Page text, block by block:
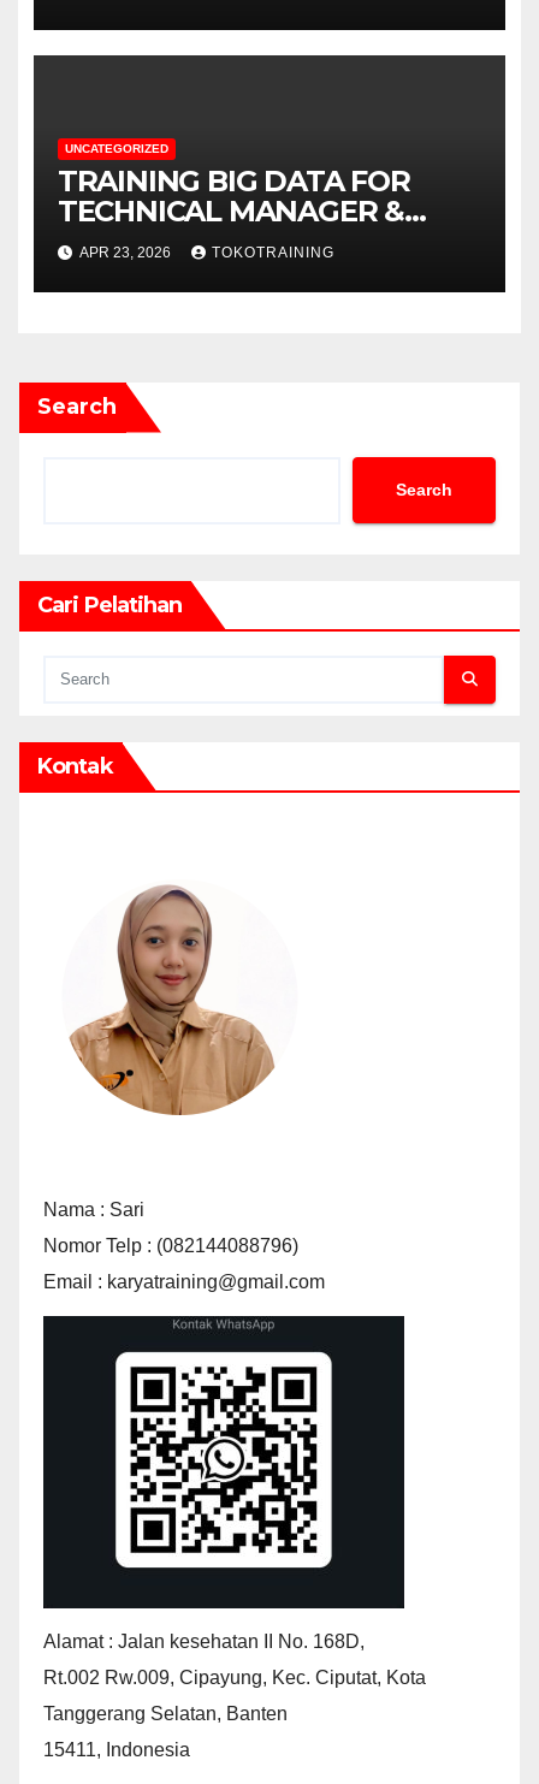
UNCATEGORIZED
TRAINING BIG DATA FOR
TECHNICAL MANAGER &
DECISION MAKERS
APR 23, 2026 TOKOTRAINING
Search
Search
Cari Pelatihan
Kontak
Nama : Sari
Nomor Telp : (082144088796)
Email : karyatraining@gmail.com
Alamat : Jalan kesehatan II No. 168D,
Rt.002 Rw.009, Cipayung, Kec. Ciputat, Kota
Tanggerang Selatan, Banten
15411, Indonesia